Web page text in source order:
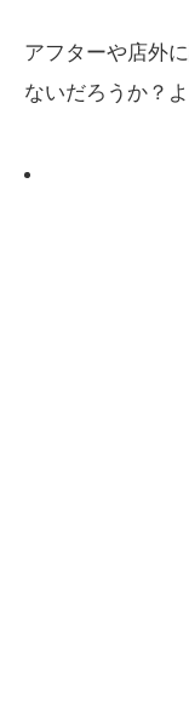
アフターや店外
ないだろうか？